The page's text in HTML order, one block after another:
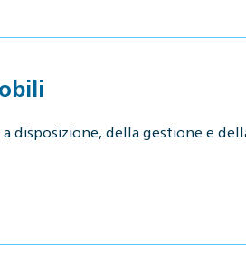
disposizione, della gestione e